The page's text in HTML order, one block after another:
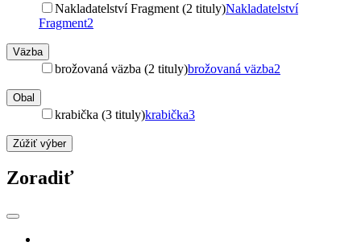
Nakladatelství Fragment (2 tituly)Nakladatelství
Fragment2
Väzba
brožovaná väzba (2 tituly)brožovaná väzba2
Obal
krabička (3 tituly)krabička3
Zúžiť výber
Zoradiť